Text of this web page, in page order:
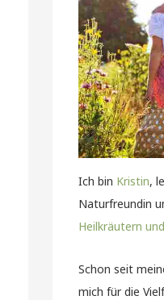
Ich bin Kristin,
Naturfreundin
Heilkräutern
Schon seit
mich für die